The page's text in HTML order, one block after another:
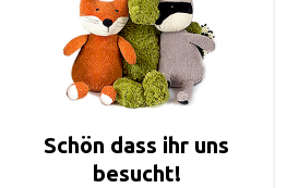
Schön dass ihr uns
besucht!